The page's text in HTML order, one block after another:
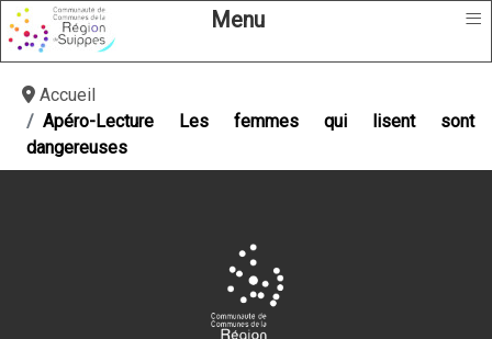
Menu ≡
Accueil
Apéro-Lecture Les femmes qui lisent sont
dangereuses